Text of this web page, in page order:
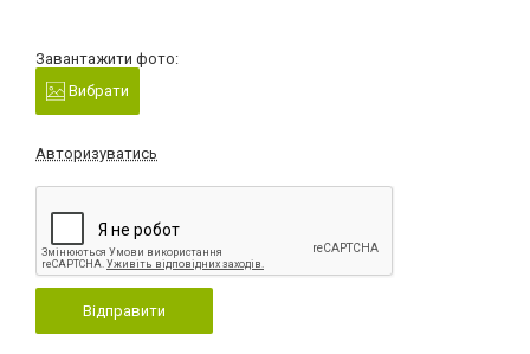
Завантажити фото:
Вибрати
Авторизуватись
Відправити